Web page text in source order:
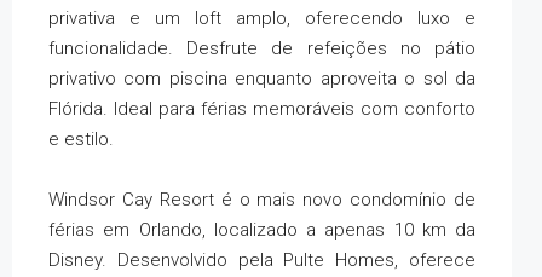
privativa e um loft amplo, oferecendo luxo e
funcionalidade. Desfrute de refeições no pátio
privativo com piscina enquanto aproveita o sol da
Flórida. Ideal para férias memoráveis com conforto
e estilo.
Windsor Cay Resort é o mais novo condomínio de
férias em Orlando, localizado a apenas 10 km da
Disney. Desenvolvido pela Pulte Homes, oferece